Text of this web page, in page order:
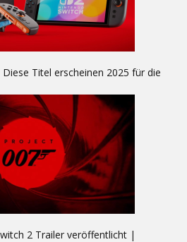
Titel erscheinen 2025 für die
2 Trailer veröffentlicht |